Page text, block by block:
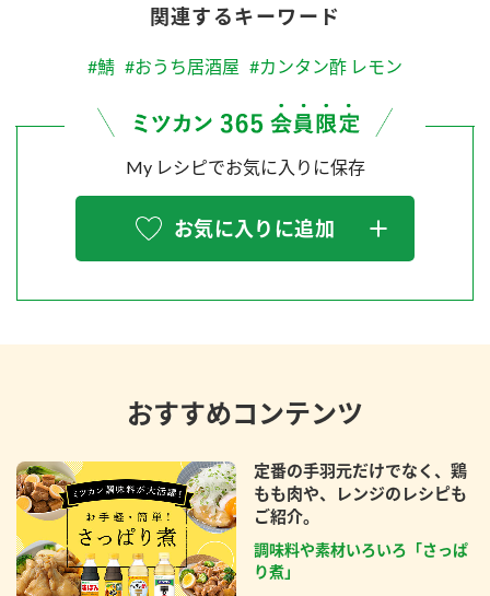
関連するキーワード
#鯖 #おうち居酒屋 #カンタン酢 レモン
My レシピでお気に入りに保存
お気に入りに追加
おすすめコンテンツ
定番の手羽元だけでなく、鶏
もも肉や、レンジのレシピも
ご紹介。
調味料や素材いろいろ「さっぱ
り煮」